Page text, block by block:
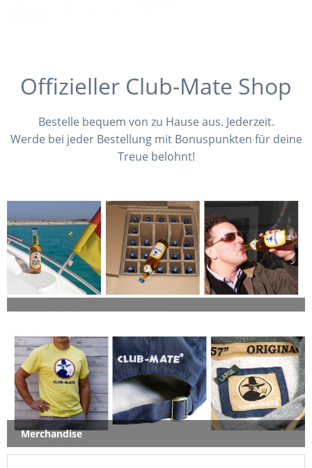
Offizieller Club-Mate Shop
Bestelle bequem von zu Hause aus. Jederzeit.
Werde bei jeder Bestellung mit Bonuspunkten für deine
Treue belohnt!
Merchandise